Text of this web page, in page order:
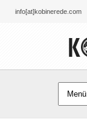
info[at]kobinerede.com